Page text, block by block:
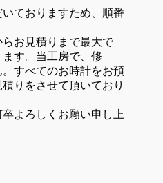
ておりますため、順番
お見積りまで最大で
す。当工房で、修
すべてのお時計をお預
りをさせて頂いており
よろしくお願い申し上